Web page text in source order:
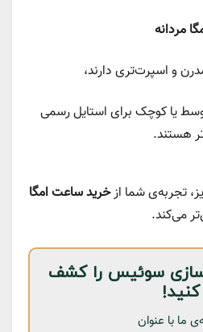
مردانه
و اسپرت‌تری دارند،
یا کوچک برای استایل رسمی
هستند.
تجربه‌ی شما ازخرید ساعت امگا
می‌کند.
سوئیس را کشف
کنید!
ما با عنوان